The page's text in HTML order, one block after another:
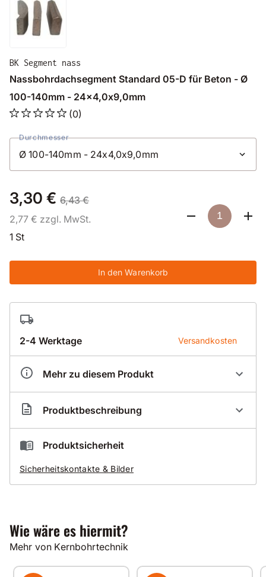
BK Segment nass
Nassbohrdachsegment Standard 05-D für Beton - Ø
100-140mm - 24x4,0x9,0mm
(0)
Durchmesser
3,30 € 6,43 €
2,77 € zzgl. MwSt.
1 St
In den Warenkorb
2-4 Werktage Versandkosten
Mehr zu diesem Produkt
Artikelnummer BS013305
Produktbeschreibung
Nassbohrdachsegment Standard 05-D für Beton
universell einsetzbar
Gut zu wissen
Alle unsere Produkte werden auf modernsten
angrenzenden West-Europa hergestellt.
Produktsicherheit
Sicherheitskontakte & Bilder
Wie wäre es hiermit?
Mehr von Kernbohrtechnik